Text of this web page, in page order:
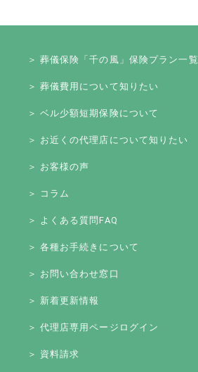
＞ 葬儀保険「千の風」保険プラン一覧
＞ 葬儀費用について知りたい
＞ ベル少額短期保険について
＞ お近くの代理店について知りたい
＞ お客様の声
＞ コラム
＞ よくある質問FAQ
＞ 各種お手続きについて
＞ お問い合わせ窓口
＞ 新着更新情報
＞ 代理店専用ページログイン
＞ 資料請求